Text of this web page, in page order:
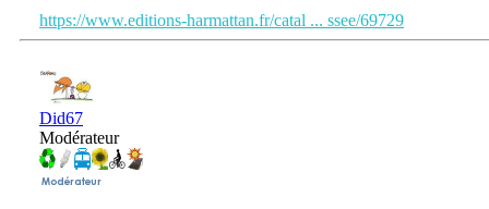
https://www.editions-harmattan.fr/catal ... ssee/69729
Did67
Modérateur